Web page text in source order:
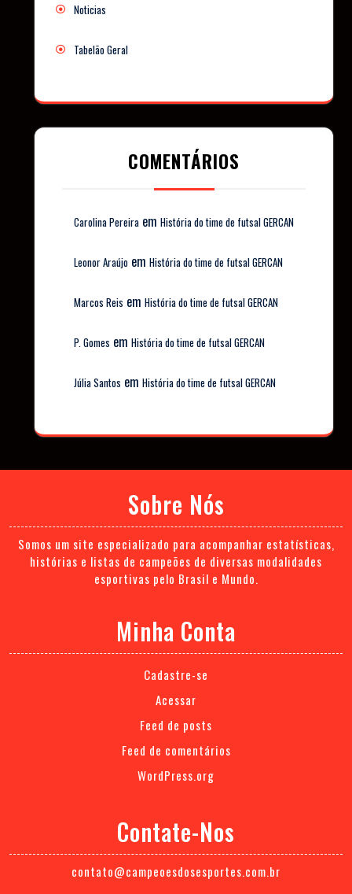
Noticias
Tabelão Geral
COMENTÁRIOS
Carolina Pereira em História do time de futsal GERCAN
Leonor Araújo em História do time de futsal GERCAN
Marcos Reis em História do time de futsal GERCAN
P. Gomes em História do time de futsal GERCAN
Júlia Santos em História do time de futsal GERCAN
Sobre Nós
Somos um site especializado para acompanhar estatísticas,
histórias e listas de campeões de diversas modalidades
esportivas pelo Brasil e Mundo.
Minha Conta
Cadastre-se
Acessar
Feed de posts
Feed de comentários
WordPress.org
Contate-Nos
contato@campeoesdosesportes.com.br